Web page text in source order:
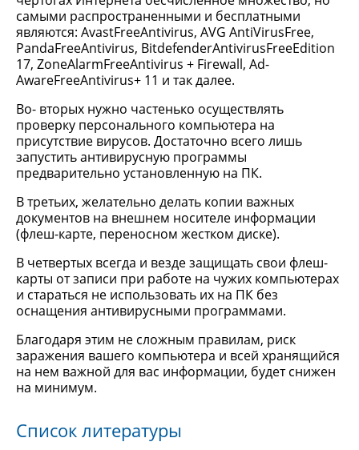
самыми распространенными и бесплатными
являются: AvastFreeAntivirus, AVG AntiVirusFree,
PandaFreeAntivirus, BitdefenderAntivirusFreeEdition
17, ZoneAlarmFreeAntivirus + Firewall, Ad-
AwareFreeAntivirus+ 11 и так далее.
Во- вторых нужно частенько осуществлять
проверку персонального компьютера на
присутствие вирусов. Достаточно всего лишь
запустить антивирусную программы
предварительно установленную на ПК.
В третьих, желательно делать копии важных
документов на внешнем носителе информации
(флеш-карте, переносном жестком диске).
В четвертых всегда и везде защищать свои флеш-
карты от записи при работе на чужих компьютерах
и стараться не использовать их на ПК без
оснащения антивирусными программами.
Благодаря этим не сложным правилам, риск
заражения вашего компьютера и всей хранящийся
на нем важной для вас информации, будет снижен
на минимум.
Список литературы